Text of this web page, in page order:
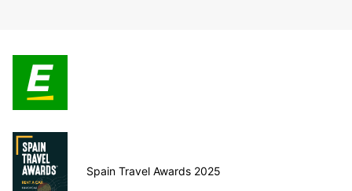
Spain Travel Awards 2025